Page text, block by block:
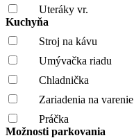
Uteráky vr.
Kuchyňa
Stroj na kávu
Umývačka riadu
Chladnička
Zariadenia na varenie
Práčka
Možnosti parkovania